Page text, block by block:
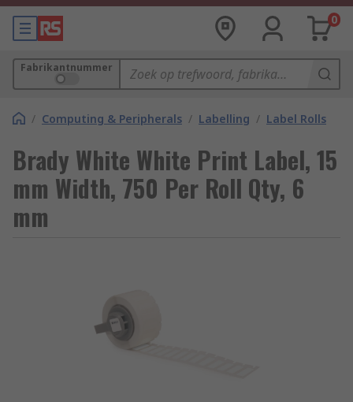
0
Fabrikantnummer
/ Computing & Peripherals / Labelling / Label Rolls
Brady White White Print Label, 15
mm Width, 750 Per Roll Qty, 6
mm